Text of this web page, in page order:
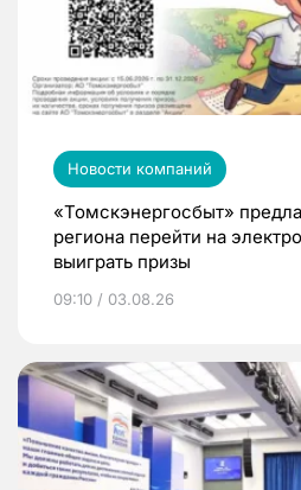
Новости компаний
«Томскэнергосбыт»
региона перейти на
выиграть призы
09:10 / 03.08.26